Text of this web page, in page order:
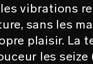
vibrations
sans les
plaisir. La
les seize